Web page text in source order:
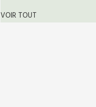
VOIR TOUT